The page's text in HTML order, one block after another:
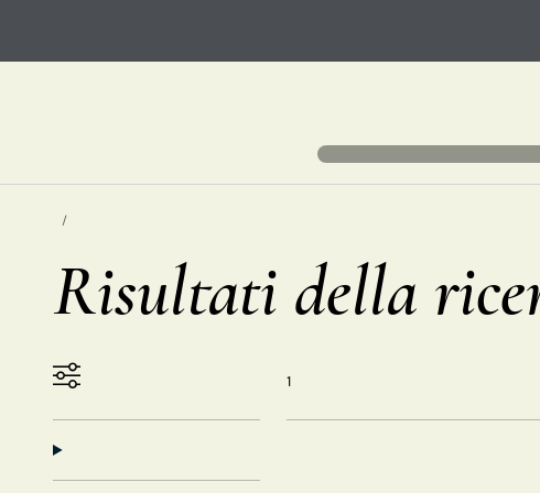
Risultati della
1